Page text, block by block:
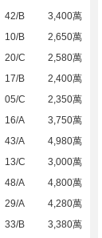
42/B
3,400萬
10/B
2,650萬
20/C
2,580萬
17/B
2,400萬
05/C
2,350萬
16/A
3,750萬
43/A
4,980萬
13/C
3,000萬
48/A
4,800萬
29/A
4,280萬
33/B
3,380萬